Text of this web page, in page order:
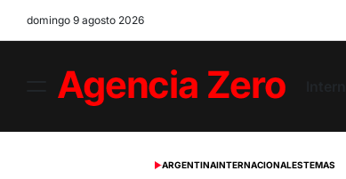
domingo 9 agosto 2026
Menu
Agencia
POSTED
ARGENTINAINTERNACIONALESTEMAS